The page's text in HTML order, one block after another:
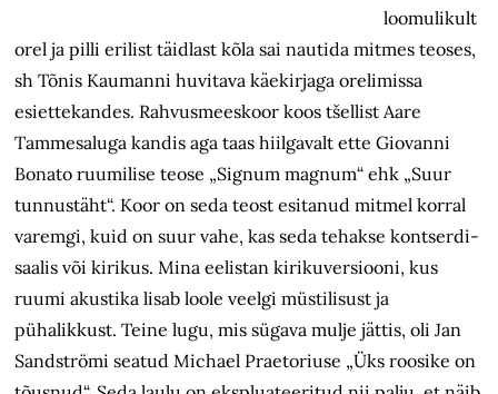
loomulikult
orel ja pilli erilist täidlast kõla sai nautida mitmes teoses,
sh Tõnis Kaumanni huvitava käekirjaga orelimissa
esiettekandes. Rahvusmeeskoor koos tšellist Aare
Tammesaluga kandis aga taas hiilgavalt ette Giovanni
Bonato ruumilise teose „Signum magnum“ ehk „Suur
tunnustäht“. Koor on seda teost esitanud mitmel korral
varemgi, kuid on suur vahe, kas seda tehakse kontserdi­
saalis või kirikus. Mina eelistan kiriku­versiooni, kus
ruumi akustika lisab loole veelgi müstilisust ja
pühalikkust. Teine lugu, mis sügava mulje jättis, oli Jan
Sandströmi seatud Michael Praetoriuse „Üks roosike on